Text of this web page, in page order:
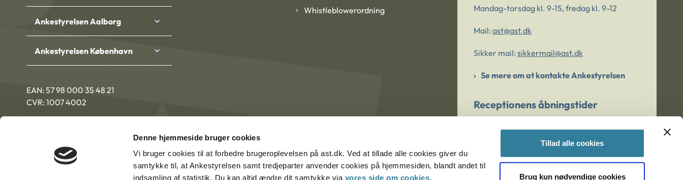
Denne hjemmeside bruger cookies
Vi bruger cookies til at forbedre brugeroplevelsen på ast.dk. Ved at tillade alle cookies giver du
samtykke til, at Ankestyrelsen samt tredjeparter anvender cookies på hjemmesiden, blandt andet til
indsamling af statistik. Du kan altid ændre dit samtykke via vores side om cookies.
Tillad alle cookies
Brug kun nødvendige cookies
Ankestyrelsen Aalborg
Ankestyrelsen København
EAN: 57 98 000 35 48 21
CVR: 1007 4002
Whistleblowerordning
Mandag-torsdag kl. 9-15, fredag kl. 9-12
Mail: ast@ast.dk
Sikker mail: sikkermail@ast.dk
Se mere om at kontakte Ankestyrelsen
Receptionens åbningstider
Er du bekymret for et barn/en ung?